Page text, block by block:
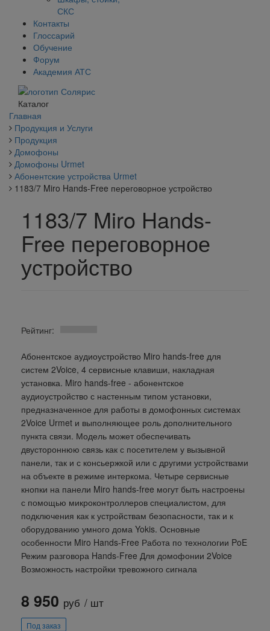
СКС
Контакты
Глоссарий
Обучение
Форум
Академия АТС
Каталог
Главная
Продукция и Услуги
Продукция
Домофоны
Домофоны Urmet
Абонентские устройства Urmet
1183/7 Miro Hands-Free переговорное устройство
1183/7 Miro Hands-
Free переговорное
устройство
Рейтинг:
Абонентское аудиоустройство Miro hands-free для
систем 2Voice, 4 сервисные клавиши, накладная
установка. Miro hands-free - абонентское
аудиоустройство с настенным типом установки,
предназначенное для работы в домофонных системах
2Voice Urmet и выполняющее роль дополнительного
пункта связи. Модель может обеспечивать
двустороннюю связь как с посетителем у вызывной
панели, так и с консьержкой или с другими устройствами
на объекте в режиме интеркома. Четыре сервисные
кнопки на панели Miro hands-free могут быть настроены
с помощью микроконтроллеров специалистом, для
подключения как к устройствам безопасности, так и к
оборудованию умного дома Yokis. Основные
особенности Miro Hands-Free Работа по технологии PoE
Режим разговора Hands-Free Для домофонии 2Voice
Возможность настройки тревожного сигнала
8 950 руб / шт
Под заказ